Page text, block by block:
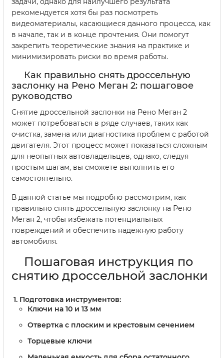
рекомендуется хотя бы раз посмотреть
видеоматериалы, касающиеся данного процесса, как
в начале, так и в конце прочтения. Они помогут
закрепить теоретические знания на практике и
минимизировать риски во время работы.
Как правильно снять дроссельную
заслонку на Рено Меган 2: пошаговое
руководство
Снятие дроссельной заслонки на Рено Меган 2
может потребоваться в ряде случаев, таких как
очистка, замена или диагностика проблем с работой
двигателя. Этот процесс может показаться сложным
для неопытных автовладельцев, однако, следуя
простым шагам, вы сможете выполнить его
самостоятельно.
В данной статье мы подробно рассмотрим, как
правильно снять дроссельную заслонку на Рено
Меган 2, чтобы избежать потенциальных
повреждений и обеспечить надежную работу
автомобиля.
Пошаговая инструкция по
снятию дроссельной заслонки
Подготовка инструментов:
Ключи на 10 и 13 мм
Отвертка с плоским и крестовым сечением
Торцевые ключи